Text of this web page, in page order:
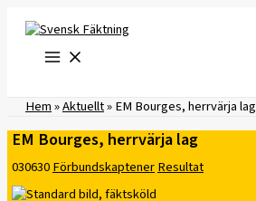
innehåll
Hem»Aktuellt»EM Bourges, herrvärja lag
EM Bourges, herrvärja lag
030630FörbundskaptenerResultat